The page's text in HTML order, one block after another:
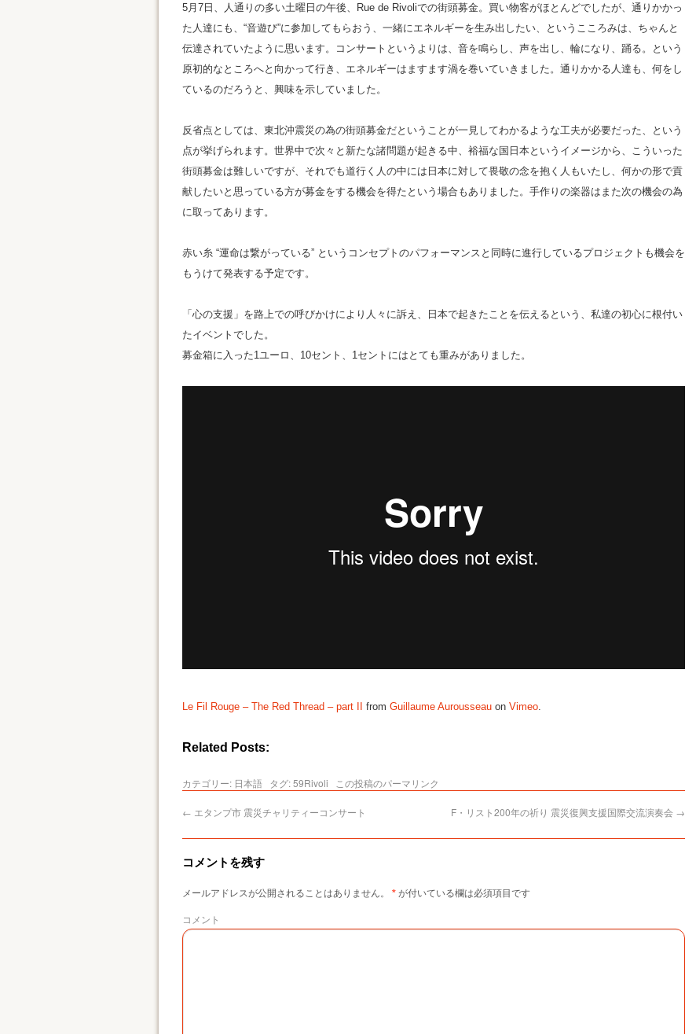
5月7日、人通りの多い土曜日の午後、Rue de Rivoliでの街頭募金。買い物客がほとんどでしたが、通りかかっ
た人達にも、“音遊び”に参加してもらおう、一緒にエネルギーを生み出したい、というこころみは、ちゃんと
伝達されていたように思います。コンサートというよりは、音を鳴らし、声を出し、輪になり、踊る。という
原初的なところへと向かって行き、エネルギーはますます渦を巻いていきました。通りかかる人達も、何をし
ているのだろうと、興味を示していました。
反省点としては、東北沖震災の為の街頭募金だということが一見してわかるような工夫が必要だった、という
点が挙げられます。世界中で次々と新たな諸問題が起きる中、裕福な国日本というイメージから、こういった
街頭募金は難しいですが、それでも道行く人の中には日本に対して畏敬の念を抱く人もいたし、何かの形で貢
献したいと思っている方が募金をする機会を得たという場合もありました。手作りの楽器はまた次の機会の為
に取ってあります。
赤い糸 “運命は繋がっている” というコンセプトのパフォーマンスと同時に進行しているプロジェクトも機会を
もうけて発表する予定です。
「心の支援」を路上での呼びかけにより人々に訴え、日本で起きたことを伝えるという、私達の初心に根付い
たイベントでした。
募金箱に入った1ユーロ、10セント、1セントにはとても重みがありました。
Le Fil Rouge – The Red Thread – part II from Guillaume Aurousseau on Vimeo.
Related Posts:
カテゴリー: 日本語 タグ:59Rivoli この投稿のパーマリンク
← エタンプ市 震災チャリティーコンサート F・リスト200年の祈り 震災復興支援国際交流演奏会 →
コメントを残す
メールアドレスが公開されることはありません。 * が付いている欄は必須項目です
コメント